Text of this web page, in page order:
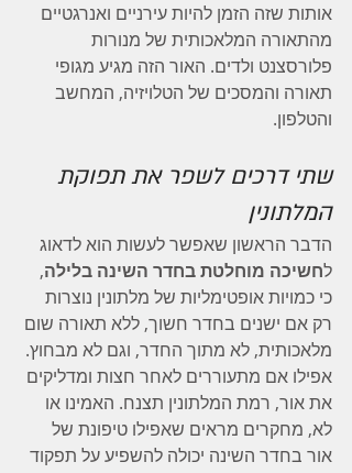
אותות שזה הזמן להיות עירניים ואנרגטיים
מהתאורה המלאכותית של מנורות
פלורסצנט ולדים. האור הזה מגיע מגופי
תאורה והמסכים של הטלויזיה, המחשב
והטלפון.
שתי דרכים לשפר את תפוקת
המלתונין
הדבר הראשון שאפשר לעשות הוא לדאוג
לחשיכה מוחלטת בחדר השינה בלילה,
כי כמויות אופטימליות של מלתונין נוצרות
רק אם ישנים בחדר חשוך, ללא תאורה שום
מלאכותית, לא מתוך החדר, וגם לא מבחוץ.
אפילו אם מתעוררים לאחר חצות ומדליקים
את אור, רמת המלתונין תצנח. האמינו או
לא, מחקרים מראים שאפילו טיפונת של
אור בחדר השינה יכולה להשפיע על תפקוד